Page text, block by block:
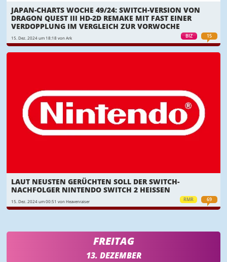
BIZ 15
JAPAN-CHARTS WOCHE 49/24: SWITCH-VERSION VON
DRAGON QUEST III HD-2D REMAKE MIT FAST EINER
VERDOPPLUNG IM VERGLEICH ZUR VORWOCHE
15. Dez. 2024 um 18:18 von Ark
RMR 69
LAUT NEUSTEN GERÜCHTEN SOLL DER SWITCH-
NACHFOLGER NINTENDO SWITCH 2 HEISSEN
15. Dez. 2024 um 00:51 von Heavenraiser
FREITAG
13. DEZEMBER